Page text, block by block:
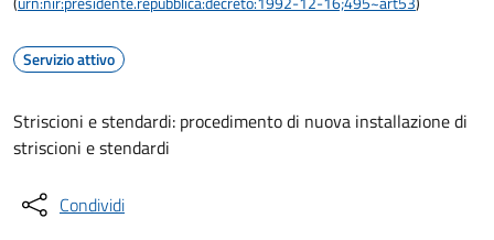
Servizio attivo
Striscioni e stendardi: procedimento di nuova installazione di
striscioni e stendardi
Condividi